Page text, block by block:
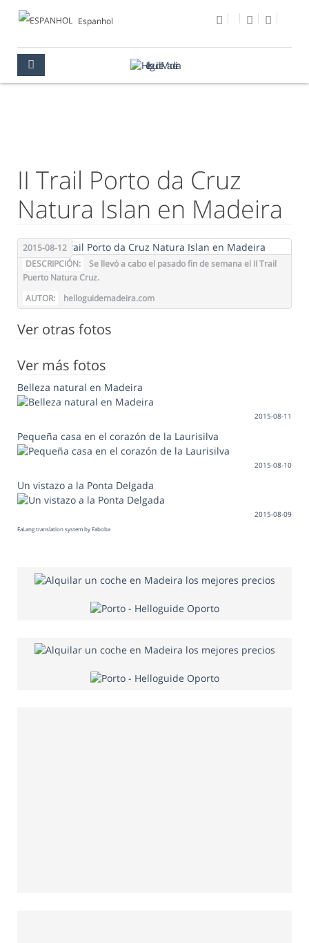
Espanhol
II Trail Porto da Cruz
Natura Islan en Madeira
2015-08-12
DESCRIPCIÓN:
Se llevó a cabo el pasado fin de semana el II Trail
Puerto Natura Cruz.
AUTOR:
helloguidemadeira.com
Ver otras fotos
Ver más fotos
Belleza natural en Madeira
2015-08-11
Pequeña casa en el corazón de la Laurisilva
2015-08-10
Un vistazo a la Ponta Delgada
2015-08-09
FaLang translation system by Faboba